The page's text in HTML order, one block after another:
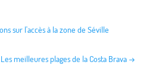
sur l'accès à la zone de Séville
meilleures plages de la Costa Brava →